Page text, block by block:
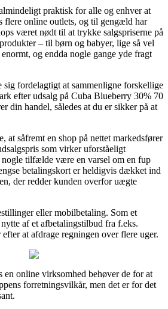
praktisk for alle og enhver at
flere online outlets, og til gengæld har
været nødt til at trykke salgspriserne på
– til børn og babyer, lige så vel
og endda nogle gange yde fragt
sig fordelagtigt at sammenligne forskellige
efter udsalg på Cuba Blueberry 30% 70
din handel, således at du er sikker på at
at såfremt en shop på nettet markedsfører
som virker uforståeligt
nogle tilfælde være en varsel om en fup
betalingskort er heldigvis dækket ind
der redder kunden overfor uægte
eller mobilbetaling. Som et
af et afbetalingstilbud fra f.eks.
at afdrage regningen over flere uger.
en online virksomhed behøver de for at
forretningsvilkår, men det er for det